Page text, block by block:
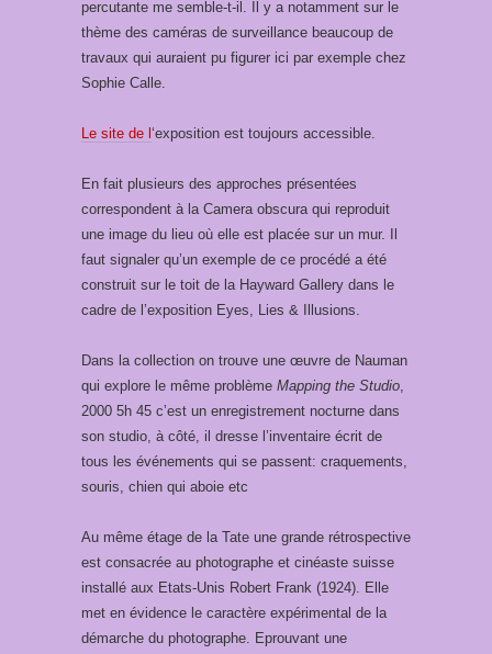
percutante me semble-t-il. Il y a notamment sur le
thème des caméras de surveillance beaucoup de
travaux qui auraient pu figurer ici par exemple chez
Sophie Calle.
Le site de l ‘exposition est toujours accessible.
En fait plusieurs des approches présentées
correspondent à la Camera obscura qui reproduit
une image du lieu où elle est placée sur un mur. Il
faut signaler qu’un exemple de ce procédé a été
construit sur le toit de la Hayward Gallery dans le
cadre de l’exposition Eyes, Lies & Illusions.
Dans la collection on trouve une œuvre de Nauman
qui explore le même problème Mapping the Studio,
2000 5h 45 c’est un enregistrement nocturne dans
son studio, à côté, il dresse l’inventaire écrit de
tous les événements qui se passent: craquements,
souris, chien qui aboie etc
Au même étage de la Tate une grande rétrospective
est consacrée au photographe et cinéaste suisse
installé aux Etats-Unis Robert Frank (1924). Elle
met en évidence le caractère expérimental de la
démarche du photographe. Eprouvant une